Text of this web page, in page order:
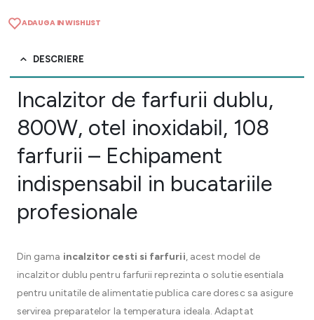
ADAUGA IN WISHLIST
DESCRIERE
Incalzitor de farfurii dublu,
800W, otel inoxidabil, 108
farfurii – Echipament
indispensabil in bucatariile
profesionale
Din gama incalzitor cesti si farfurii, acest model de
incalzitor dublu pentru farfurii reprezinta o solutie esentiala
pentru unitatile de alimentatie publica care doresc sa asigure
servirea preparatelor la temperatura ideala. Adaptat